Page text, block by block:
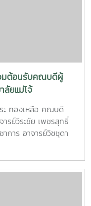
จากนี้ ยังมุ่งส่งเสริมให้
แหล่งเรียนรู้ แหล่ง
ษา เพื่อเปิดโอกาสให้
บอาชีพ อันจะนำไปสู่
สามารถตอบสนองต่อ
มต้อนรับคณบดีผู้
ลัยแม่โจ้
ะ ทองเหลือ คณบดี
รย์วีระชัย เพชรสุทธิ์
การ อาจารย์วิชชุดา
แม่โจ้-ชุมพร ให้การ
กฯ มหาวิทยาลัยแม่โจ้